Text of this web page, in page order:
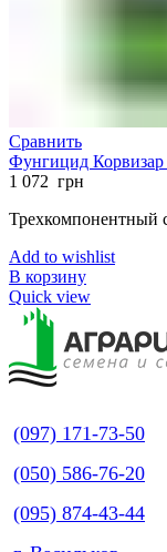
Сравнить
Фунгицид
1 072 грн
Трехкомпонентный
Add to wishlist
В корзину
Quick view
(097) 171-73-50
(050) 586-76-20
(095) 874-43-44